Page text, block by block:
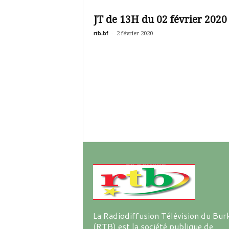
i
JT de 13H du 02 février 2020
rtb.bf - 2 février 2020
La Radiodiffusion Télévision du
(RTB) est la société publique de